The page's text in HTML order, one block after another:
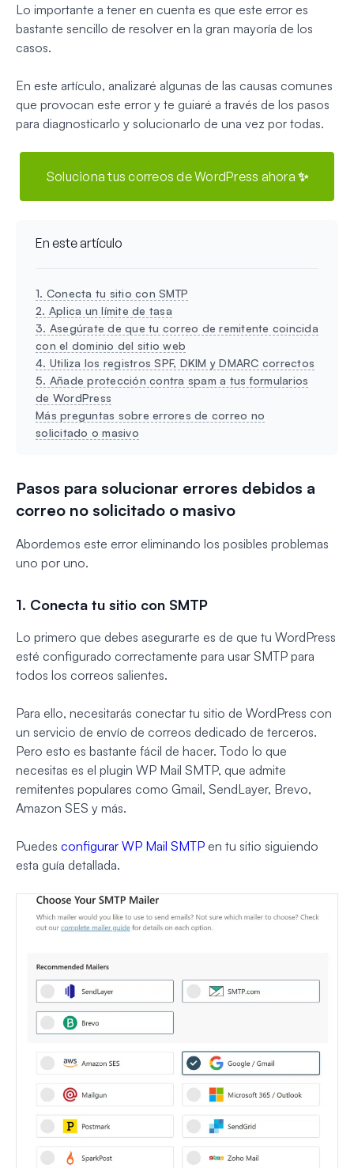
Lo importante a tener en cuenta es que este error es
bastante sencillo de resolver en la gran mayoría de los
casos.
En este artículo, analizaré algunas de las causas comunes
que provocan este error y te guiaré a través de los pasos
para diagnosticarlo y solucionarlo de una vez por todas.
Soluciona tus correos de WordPress ahora ✨
En este artículo
1. Conecta tu sitio con SMTP
2. Aplica un límite de tasa
3. Asegúrate de que tu correo de remitente coincida
con el dominio del sitio web
4. Utiliza los registros SPF, DKIM y DMARC correctos
5. Añade protección contra spam a tus formularios
de WordPress
Más preguntas sobre errores de correo no
solicitado o masivo
Pasos para solucionar errores debidos a
correo no solicitado o masivo
Abordemos este error eliminando los posibles problemas
uno por uno.
1. Conecta tu sitio con SMTP
Lo primero que debes asegurarte es de que tu WordPress
esté configurado correctamente para usar SMTP para
todos los correos salientes.
Para ello, necesitarás conectar tu sitio de WordPress con
un servicio de envío de correos dedicado de terceros.
Pero esto es bastante fácil de hacer. Todo lo que
necesitas es el plugin WP Mail SMTP, que admite
remitentes populares como Gmail, SendLayer, Brevo,
Amazon SES y más.
Puedes configurar WP Mail SMTP en tu sitio siguiendo
esta guía detallada.